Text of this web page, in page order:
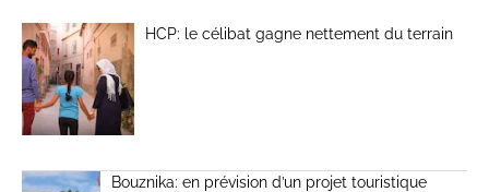
HCP: le célibat gagne nettement du terrain
Bouznika: en prévision d’un projet touristique